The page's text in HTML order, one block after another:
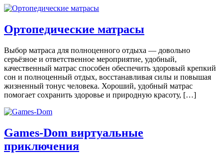
Ортопедические матрасы
Выбор матраса для полноценного отдыха — довольно
серьёзное и ответственное мероприятие, удобный,
качественный матрас способен обеспечить здоровый крепкий
сон и полноценный отдых, восстанавливая силы и повышая
жизненный тонус человека. Хороший, удобный матрас
помогает сохранить здоровье и природную красоту, […]
Games-Dom виртуальные
приключения